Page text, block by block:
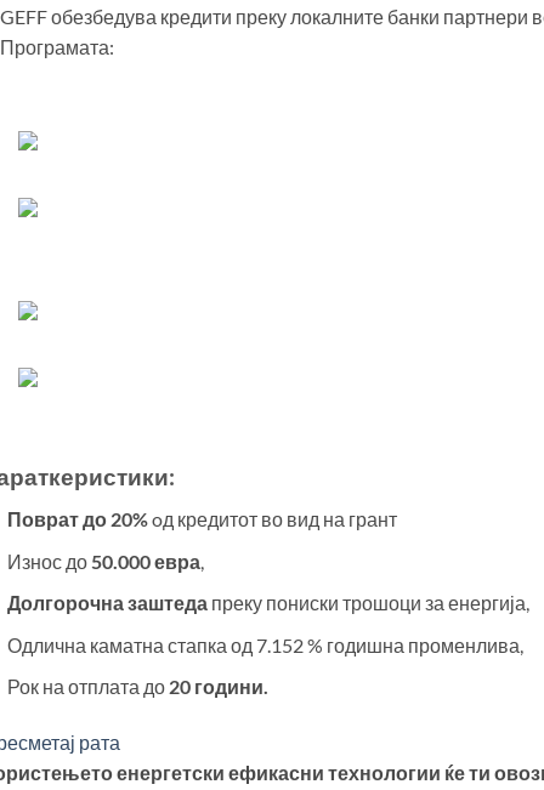
GEFF обезбедува кредити преку локалните банки партнери
Програмата:
Поврат до 20%oд кредитот во вид на грант
Износ до 50.000 евра
Долгорочна заштедапреку пониски трошоци за енергија,
Одлична каматна стапка од 7.152% годишна променлива,
Рок на отплата до 20 години.
рата
енергетски ефикасни технологии ќе ти